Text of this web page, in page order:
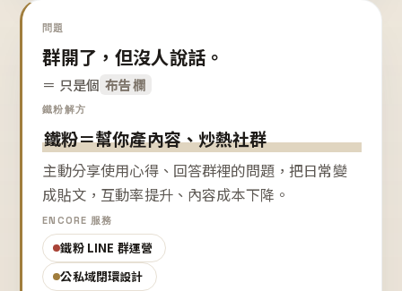
問題
群開了，但沒人說話。
＝ 只是個 布告欄
鐵粉解方
鐵粉＝幫你產內容、炒熱社群
主動分享使用心得、回答群裡的問題，把日常變
成貼文，互動率提升、內容成本下降。
ENCORE 服務
鐵粉 LINE 群運營
公私域閉環設計